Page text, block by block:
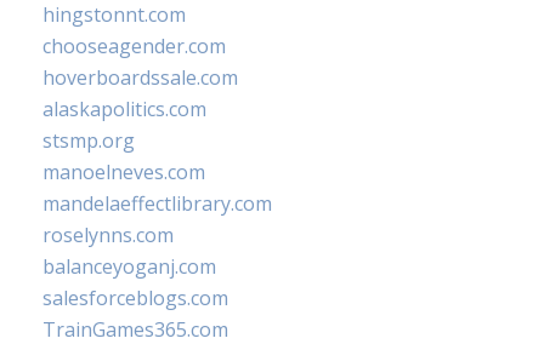
hingstonnt.com
chooseagender.com
hoverboardssale.com
alaskapolitics.com
stsmp.org
manoelneves.com
mandelaeffectlibrary.com
roselynns.com
balanceyoganj.com
salesforceblogs.com
TrainGames365.com